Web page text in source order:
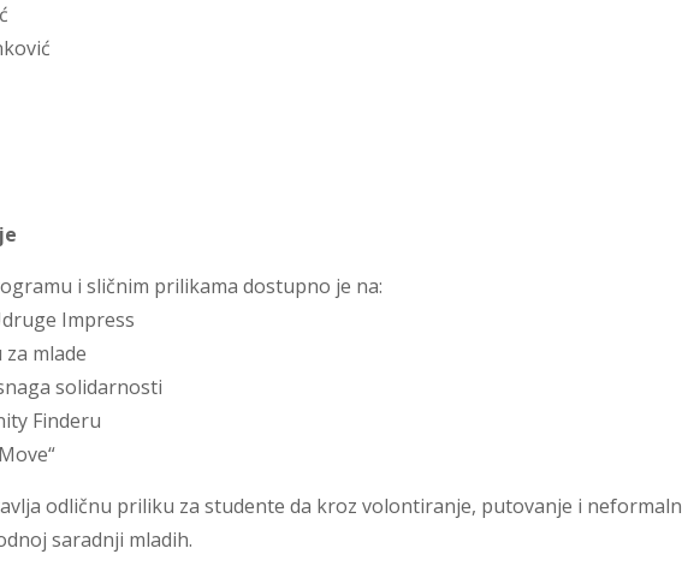
i sličnim prilikama dostupno je na:
Impress
mlade
solidarnosti
Finderu
odličnu priliku za studente da kroz volontiranje, putovanje i
saradnji mladih.